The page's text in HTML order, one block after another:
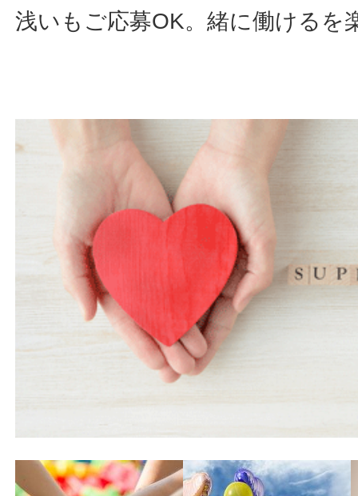
浅いもご応募OK。緒に働けるを